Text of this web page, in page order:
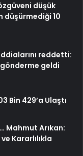
düşük
düşürmediği 10
reddetti:
gönderme geldi
Bin 429’a Ulaştı
Mahmut Arıkan:
Kararlılıkla